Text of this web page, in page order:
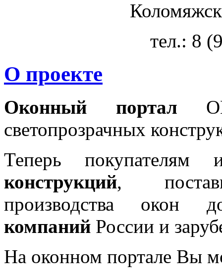
тел.: 8
О проекте
Оконный портал
светопрозрачных
Теперь покупателям
конструкций,
производства окон
компаний России и
На оконном портале Вы